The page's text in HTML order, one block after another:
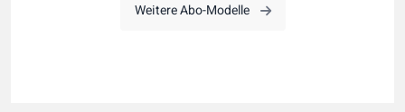
Weitere Abo-Modelle